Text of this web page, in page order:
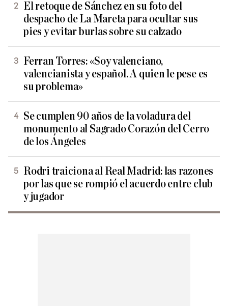
El retoque de Sánchez en su foto del
despacho de La Mareta para ocultar sus
pies y evitar burlas sobre su calzado
Ferran Torres: «Soy valenciano,
valencianista y español. A quien le pese es
su problema»
Se cumplen 90 años de la voladura del
monumento al Sagrado Corazón del Cerro
de los Ángeles
Rodri traiciona al Real Madrid: las razones
por las que se rompió el acuerdo entre club
y jugador